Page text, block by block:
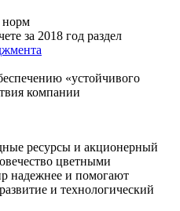
норм
за 2018 год раздел
«устойчивого
компании
ресурсы и акционерный
цветными
надежнее и помогают
и технологический